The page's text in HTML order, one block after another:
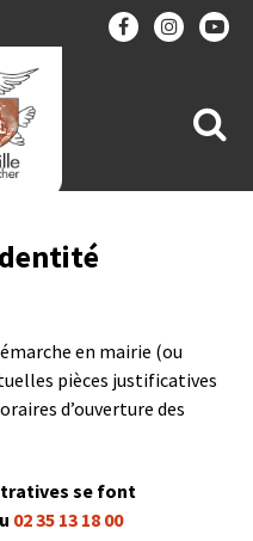
à
en mairie (ou
pièces justificatives
d’ouverture des
se font
02 35 13 18 00